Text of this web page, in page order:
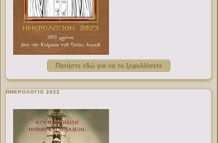
Πατήστε εδώ για να το ξεφυλλίσετε
ΗΜΕΡΟΛΟΓΙΟ 2022